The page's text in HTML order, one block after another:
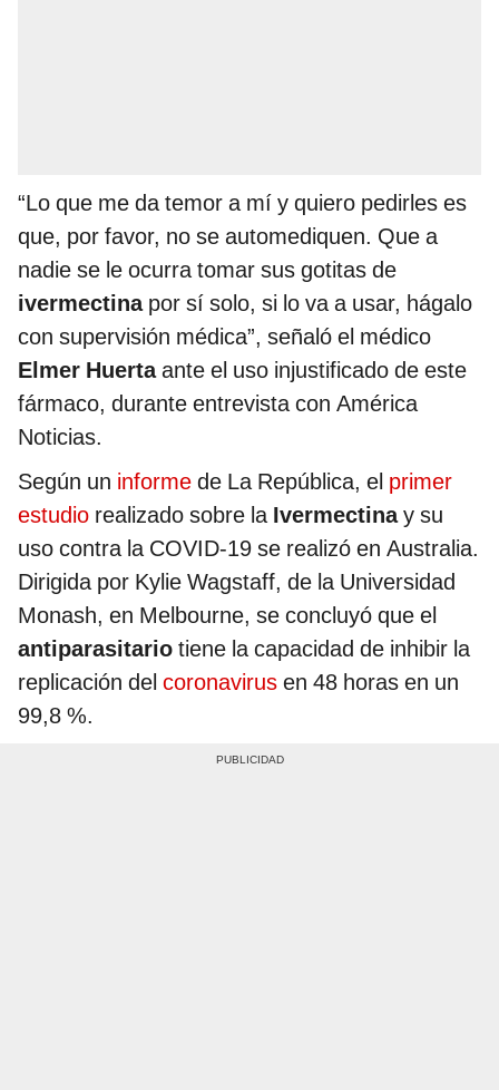
“Lo que me da temor a mí y quiero pedirles es
que, por favor, no se automediquen. Que a
nadie se le ocurra tomar sus gotitas de
ivermectina por sí solo, si lo va a usar, hágalo
con supervisión médica”, señaló el médico
Elmer Huertaante el uso injustificado de este
fármaco, durante entrevista con América
Noticias.
Según un informe de La República, el primer
estudio realizado sobre laIvermectinay su
uso contra la COVID-19 se realizó en Australia.
Dirigida por Kylie Wagstaff, de la Universidad
Monash, en Melbourne, se concluyó que el
antiparasitario tiene la capacidad de inhibir la
replicación del coronavirus en 48 horas en un
99,8 %.